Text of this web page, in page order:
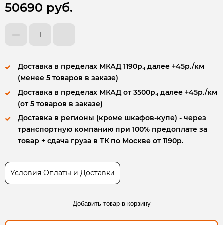
50690 руб.
Доставка в пределах МКАД 1190р., далее +45р./км
(менее 5 товаров в заказе)
Доставка в пределах МКАД от 3500р., далее +45р./км
(от 5 товаров в заказе)
Доставка в регионы (кроме шкафов-купе) - через
транспортную компанию при 100% предоплате за
товар + сдача груза в ТК по Москве от 1190р.
Условия Оплаты и Доставки
Добавить товар в корзину